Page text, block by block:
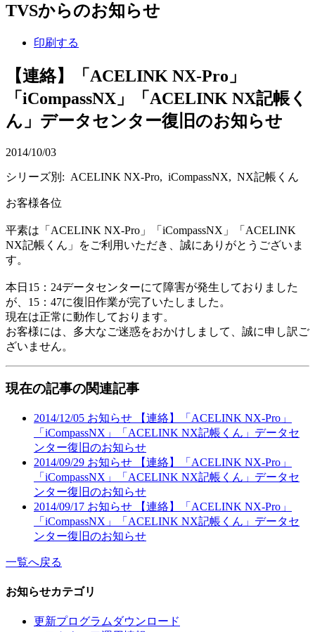
TVSからのお知らせ
印刷する
【連絡】「ACELINK NX-Pro」
「iCompassNX」「ACELINK NX記帳く
ん」データセンター復旧のお知らせ
2014/10/03
シリーズ別: ACELINK NX-Pro, iCompassNX, NX記帳くん
お客様各位
平素は「ACELINK NX-Pro」「iCompassNX」「ACELINK
NX記帳くん」をご利用いただき、誠にありがとうございま
す。
本日15：24データセンターにて障害が発生しておりました
が、15：47に復旧作業が完了いたしました。
現在は正常に動作しております。
お客様には、多大なご迷惑をおかけしまして、誠に申し訳ご
ざいません。
現在の記事の関連記事
2014/12/05 お知らせ
【連絡】「ACELINK NX-Pro」
「iCompassNX」「ACELINK NX記帳くん」データセ
ンター復旧のお知らせ
2014/09/29 お知らせ
【連絡】「ACELINK NX-Pro」
「iCompassNX」「ACELINK NX記帳くん」データセ
ンター復旧のお知らせ
2014/09/17 お知らせ
【連絡】「ACELINK NX-Pro」
「iCompassNX」「ACELINK NX記帳くん」データセ
ンター復旧のお知らせ
一覧へ戻る
お知らせカテゴリ
更新プログラムダウンロード